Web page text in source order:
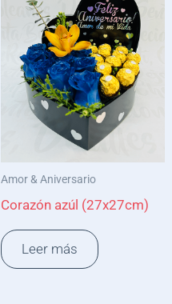
Amor & Aniversario
Corazón azúl (27x27cm)
Leer más